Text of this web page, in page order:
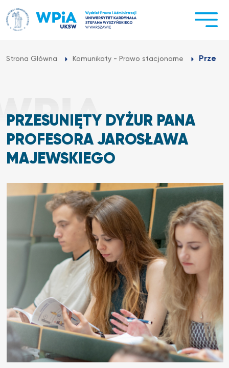
do
treści
Strona Główna Komunikaty - Prawo stacjonarne
PRZESUNIĘTY DYŻUR PANA
PROFESORA JAROSŁAWA
MAJEWSKIEGO